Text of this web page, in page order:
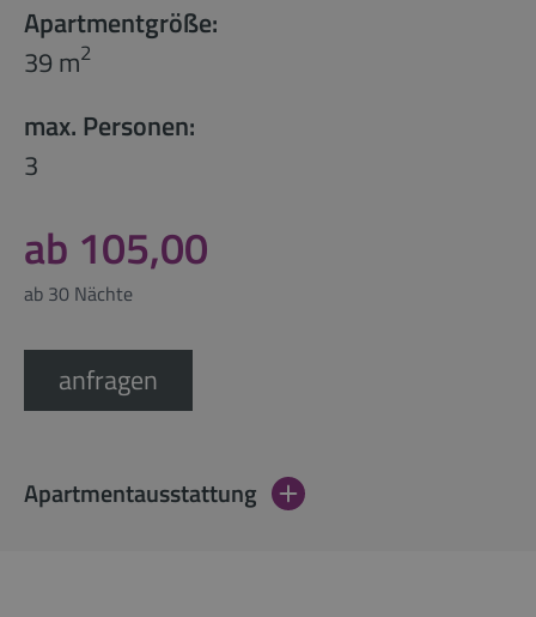
Apartmentgröße:
39 m2
max. Personen:
3
ab 105,00
ab 30 Nächte
anfragen
Apartmentausstattung